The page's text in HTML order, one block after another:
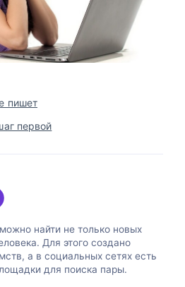
пишет
первой
найти не только новых
Для этого создано
а в социальных сетях есть
для поиска пары.